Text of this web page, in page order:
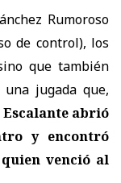
Rumoroso
de control), los
que también
jugada que,
Escalante abrió
y encontró
venció al